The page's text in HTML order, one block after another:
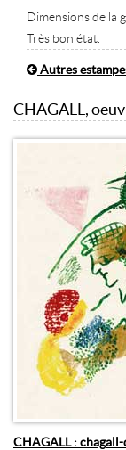
Dimensions de la
Très bon état.
Autres
CHAGALL,
CHAGALL :